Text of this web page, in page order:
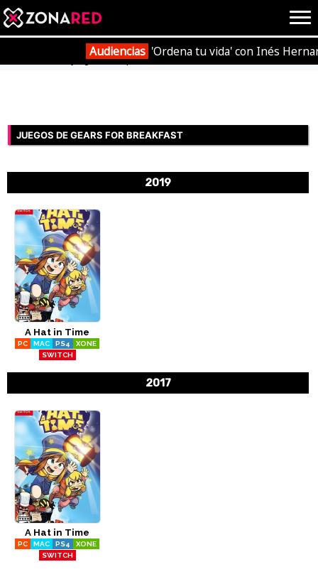
{literal}{/literal}
HOME JUEGOS
REPORTAJES
TRUCOS
E3
Audiencias 'Ordena tu vida' con Inés
Videojuegos Empresas
JUEGOS DE GEARS FOR BREAKFAST
2019
A Hat in Time
PC MAC PS4
XONE
SWITCH
2017
A Hat in Time
PC MAC PS4
XONE
SWITCH